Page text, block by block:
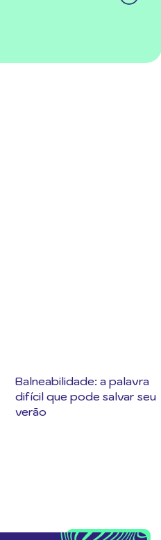
Balneabilidade: a palavra
difícil que pode salvar seu
verão